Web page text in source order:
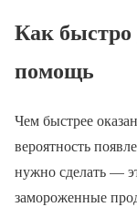
Как быстро
помощь
Чем быстрее
вероятность
нужно сделать —
замороженные